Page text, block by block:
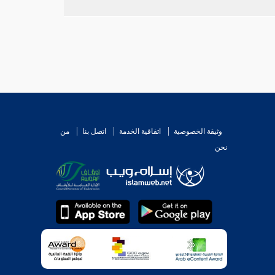
وسلم ما معناه أنه {ما تقرب المتقربون إلي بمثل أداء
وثيقة الخصوصية اتفاقية الخدمة اتصل بنا
من
نحن